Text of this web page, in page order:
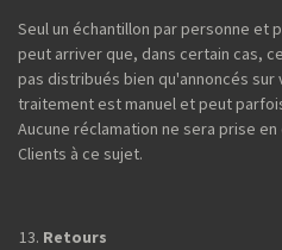
Seul un échantillon par personne et
peut arriver que, dans certain cas,
pas distribués bien qu'annoncés
traitement est manuel et peut
Aucune réclamation ne sera prise
Clients à ce sujet.
Retours